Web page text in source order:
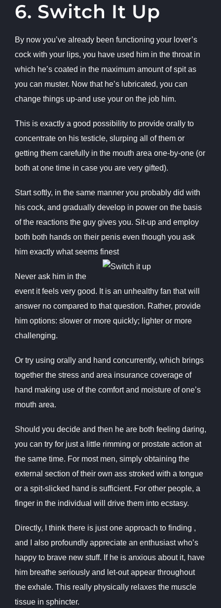
6. Switch It Up
By now you’ve already been functioning your lover’s
cock with your lips, you have used him in the throat in
which he’s coated in the maximum amount of spit as
you can muster. Now that he’s lubricated, you can
change things up-and use your on the job him.
This is exactly a good possibility to provide orally to
concentrate on his testicle, slurping all of them or
getting them carefully in the mouth area one-by-one (or
both at one time in case you are very gifted).
Start softly, in the same manner you probably did with
his cock, and gradually develop in power on the basis
of the reactions the guy gives you. Sit-up and employ
both both hands on their penis even though you ask
him exactly what seems finest
Never ask him in the
event it feels very good. It is an unhealthy fan that will
answer no compared to that question. Rather, provide
him options: slower or more quickly; lighter or more
challenging.
Or try using orally and hand concurrently, which brings
together the stress and area insurance coverage of
hand making use of the comfort and moisture of one’s
mouth area.
Should you decide and then he are both feeling daring,
you can try for just a little rimming or prostate action at
the same time. For most men, simply obtaining the
external section of their own ass stroked with a tongue
or a spit-slicked hand is sufficient. For other people, a
finger in the individual will drive them into ecstasy.
Directly, I think there is just one approach to finding ,
and I also profoundly appreciate an enthusiast who’s
happy to brave new stuff. If he is anxious about it, have
him breathe seriously and let-out appear throughout
the exhale. This really physically relaxes the muscle
tissue in sphincter.